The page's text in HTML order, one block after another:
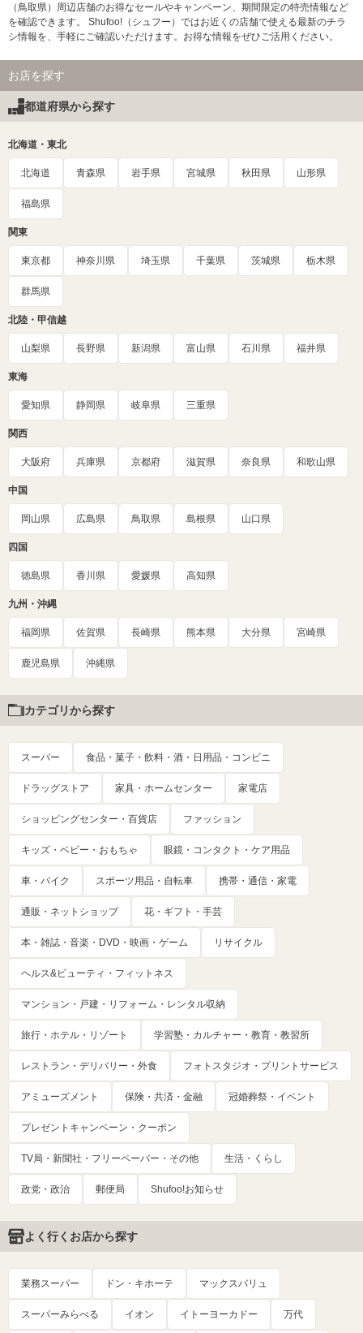
（鳥取県）周辺店舗のお得なセールやキャンペーン、期間限定の特売情報など
を確認できます。 Shufoo!（シュフー）ではお近くの店舗で使える最新のチラ
シ情報を、手軽にご確認いただけます。お得な情報をぜひご活用ください。
お店を探す
都道府県から探す
北海道・東北
北海道 青森県 岩手県 宮城県 秋田県 山形県
福島県
関東
東京都 神奈川県 埼玉県 千葉県 茨城県 栃木県
群馬県
北陸・甲信越
山梨県 長野県 新潟県 富山県 石川県 福井県
東海
愛知県 静岡県 岐阜県 三重県
関西
大阪府 兵庫県 京都府 滋賀県 奈良県 和歌山県
中国
岡山県 広島県 鳥取県 島根県 山口県
四国
徳島県 香川県 愛媛県 高知県
九州・沖縄
福岡県 佐賀県 長崎県 熊本県 大分県 宮崎県
鹿児島県 沖縄県
カテゴリから探す
スーパー 食品・菓子・飲料・酒・日用品・コンビニ
ドラッグストア 家具・ホームセンター 家電店
ショッピングセンター・百貨店 ファッション
キッズ・ベビー・おもちゃ 眼鏡・コンタクト・ケア用品
車・バイク スポーツ用品・自転車 携帯・通信・家電
通販・ネットショップ 花・ギフト・手芸
本・雑誌・音楽・DVD・映画・ゲーム リサイクル
ヘルス&ビューティ・フィットネス
マンション・戸建・リフォーム・レンタル収納
旅行・ホテル・リゾート 学習塾・カルチャー・教育・教習所
レストラン・デリバリー・外食 フォトスタジオ・プリントサービス
アミューズメント 保険・共済・金融 冠婚葬祭・イベント
プレゼントキャンペーン・クーポン
TV局・新聞社・フリーペーパー・その他 生活・くらし
政党・政治 郵便局 Shufoo!お知らせ
よく行くお店から探す
業務スーパー ドン・キホーテ マックスバリュ
スーパーみらべる イオン イトーヨーカドー 万代